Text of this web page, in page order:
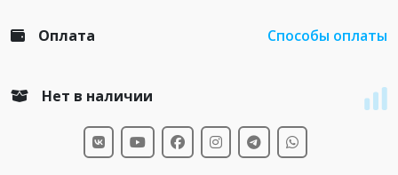
Оплата Способы оплаты
Нет в наличии